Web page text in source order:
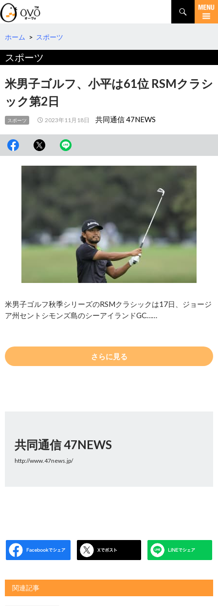
検
索
コ
テ
へ
移
動
ホーム > スポーツ
スポーツ
米男子ゴルフ、小平は61位 RSMクラシ
ック第2日
スポーツ 2023年11月18日 共同通信 47NEWS
米男子ゴルフ秋季シリーズのRSMクラシックは17日、ジョージ
ア州セントシモンズ島のシーアイランドGC……
さらに見る
共同通信 47NEWS
http://www.47news.jp/
関連記事